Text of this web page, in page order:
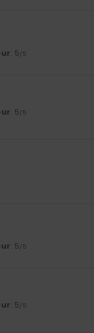
: 5/5
: 5/5
: 5/5
: 5/5